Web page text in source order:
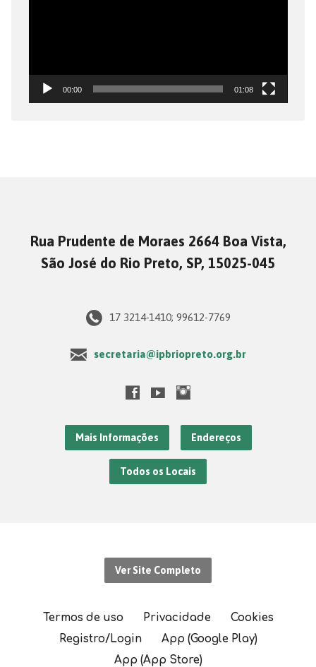
00:00 01:08
Rua Prudente de Moraes 2664 Boa Vista,
São José do Rio Preto, SP, 15025-045
17 3214-1410; 99612-7769
secretaria@ipbriopreto.org.br
Mais Informações Endereços
Todos os Locais
Ver Site Completo
Termos de uso Privacidade
Cookies
Registro/Login
App (Google Play)
App (App Store)